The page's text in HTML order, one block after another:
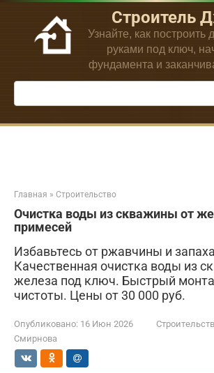
Перейти
контенту
Строитель
Узнайте, как построить
руками под ключ,
фундамента и
Поиск:
Главная » Строительство
Очистка воды из скважины от
примесей
Избавьтесь от ржавчины и
Качественная очистка воды из
железа под ключ. Быстрый
чистоты. Цены от 30 000 руб.
Опубликовано: 16 Июн 2026
Смирнова